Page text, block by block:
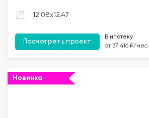
12.08x12.47
Посмотреть проект
В ипотеку
от 37 416 ₽/мес.
Новинка